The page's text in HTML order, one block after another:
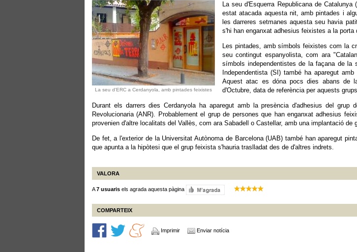
La seu d'ERC a Cerdanyola, amb pintades feixistes
La seu d'Esquerra Republicana de
estat atacada aquesta nit, amb pintades i
les darreres setmanes aquesta seu havia
s'hi han enganxat adhesius feixistes a la porta
Les pintades, amb símbols feixistes com la
seu contingut espanyolista, com ara
símbols independentistes de la façana de la
Independentista (SI) també ha aparegut
Aquest atac es dóna pocs dies abans de
d'Octubre, data de referència per aquests
Durant els darrers dies Cerdanyola ha aparegut amb la presència d'adhesius del grup
Revolucionaria (ANR). Probablement el grup de persones que han enganxat adhesius
provenien d'altre localitats del Vallès, com ara Sabadell o Castellar, amb una implantació de
De fet, a l'exterior de la Universitat Autònoma de Barcelona (UAB) també han aparegut
que apunta a la hipòtesi que el grup feixista s'hauria traslladat des de d'altres indrets.
VALORA
A7 usuaris els agrada aquesta pàgina
COMPARTEIX
Imprimir Enviar notícia